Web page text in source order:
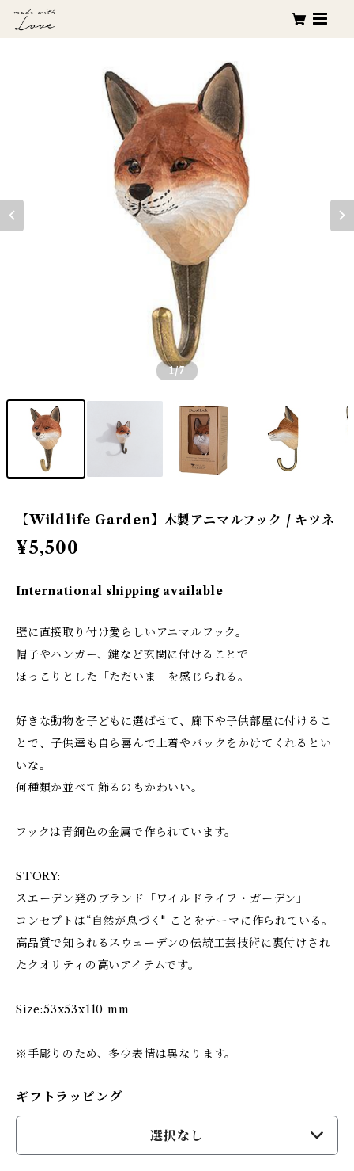
1/7
【Wildlife Garden】木製アニマルフック / キツネ
¥5,500
International shipping available
壁に直接取り付け愛らしいアニマルフック。
帽子やハンガー、鍵など玄関に付けることで
ほっこりとした「ただいま」を感じられる。
好きな動物を子どもに選ばせて、廊下や子供部屋に付けるこ
とで、子供達も自ら喜んで上着やバックをかけてくれるとい
いな。
何種類か並べて飾るのもかわいい。
フックは青銅色の金属で作られています。
STORY:
スエーデン発のブランド「ワイルドライフ・ガーデン」
コンセプトは“自然が息づく" ことをテーマに作られている。
高品質で知られるスウェーデンの伝統工芸技術に裏付けされ
たクオリティの高いアイテムです。
Size:53x53x110 mm
※手彫りのため、多少表情は異なります。
ギフトラッピング
選択なし